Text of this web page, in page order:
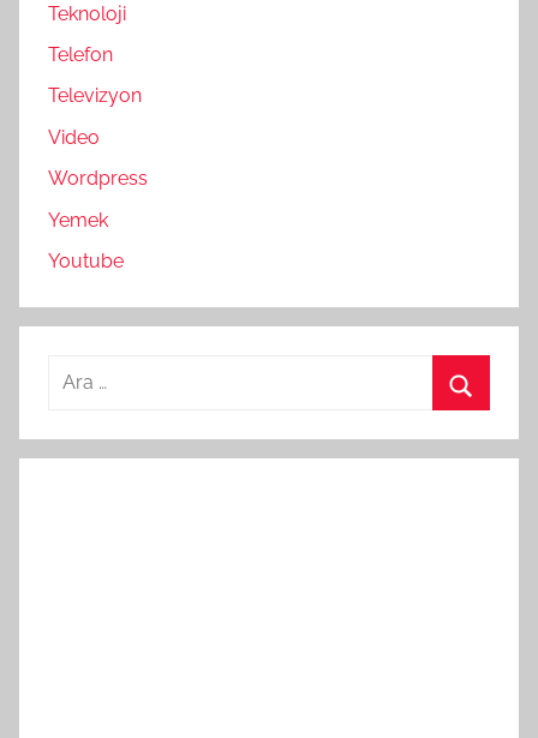
Teknoloji
Telefon
Televizyon
Video
Wordpress
Yemek
Youtube
Arama: